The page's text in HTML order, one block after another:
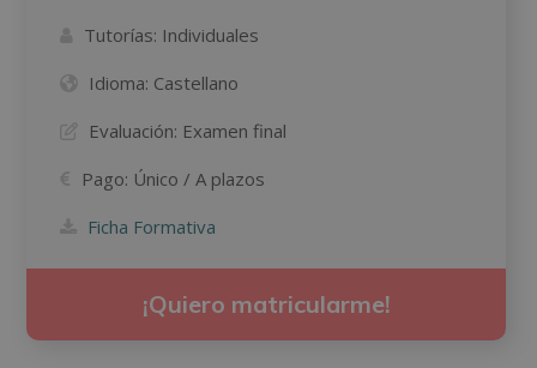
Tutorías: Individuales
Idioma: Castellano
Evaluación: Examen final
Pago: Único / A plazos
Ficha Formativa
¡Quiero matricularme!